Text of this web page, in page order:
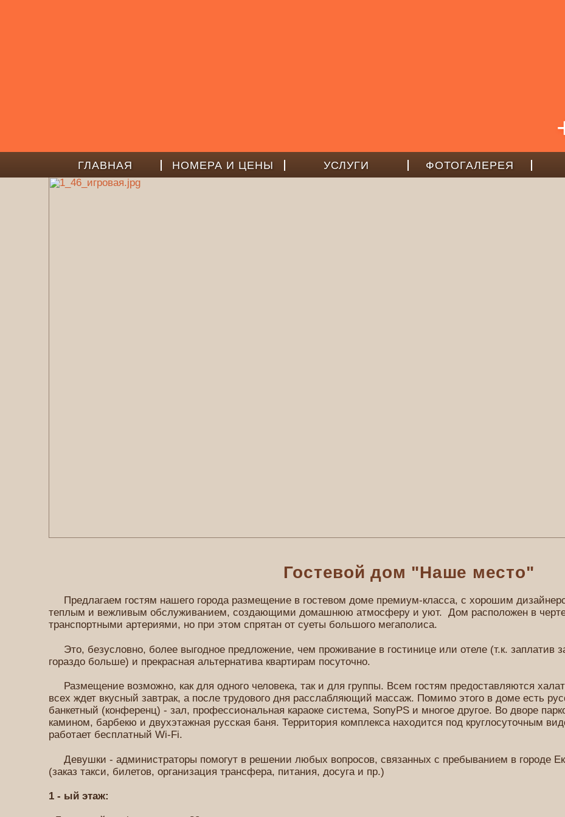
ГЛАВНАЯ НОМЕРА И ЦЕНЫ УСЛУГИ ФОТОГАЛЕРЕЯ
Гостевой дом "Наше место"
Предлагаем гостям нашего города размещение в гостевом доме премиум-класса, с хорошим
теплым и вежливым обслуживанием, создающими домашнюю атмосферу и уют. Дом расположен в
транспортными артериями, но при этом спрятан от суеты большого мегаполиса.
Это, безусловно, более выгодное предложение, чем проживание в гостинице или отеле (т.к.
гораздо больше) и прекрасная альтернатива квартирам посуточно.
Размещение возможно, как для одного человека, так и для группы. Всем гостям предоставляются
всех ждет вкусный завтрак, а после трудового дня расслабляющий массаж. Помимо этого в доме есть
банкетный (конференц) - зал, профессиональная караоке система, SonyPS и многое другое. Во дворе
камином, барбекю и двухэтажная русская баня. Территория комплекса находится под круглосуточным
работает бесплатный Wi-Fi.
Девушки - администраторы помогут в решении любых вопросов, связанных с пребыванием в городе
(заказ такси, билетов, организация трансфера, питания, досуга и пр.)
1 - ый этаж: